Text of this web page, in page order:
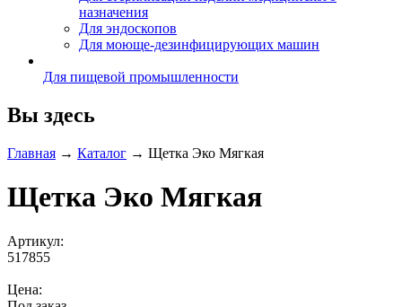
назначения
Для эндоскопов
Для моюще-дезинфицирующих машин
Для пищевой промышленности
Вы здесь
Главная → Каталог → Щетка Эко Мягкая
Щетка Эко Мягкая
Артикул:
517855
Цена: